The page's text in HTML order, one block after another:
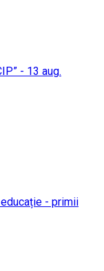
- 13 aug.
- primii